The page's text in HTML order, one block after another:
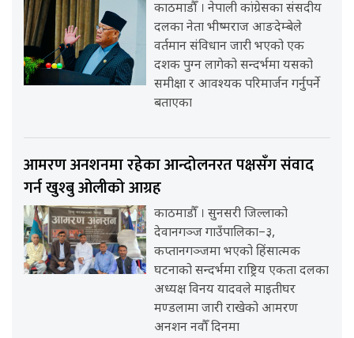
काठमाडौँ । नेपाली कांग्रेसका संसदीय
दलका नेता भीष्मराज आङदेम्बेले
वर्तमान संविधान जारी भएको एक
दशक पुग्न लागेको सन्दर्भमा यसको
समीक्षा र आवश्यक परिमार्जन गर्नुपर्ने
बताएका
आमरण अनशनमा रहेका आन्दोलनरत पक्षसँग संवाद
गर्न खुश्बु ओलीको आग्रह
काठमाडौँ । सुनसरी जिल्लाको
देवानगञ्ज गाउँपालिका–३,
कप्तानगञ्जमा भएको हिंसात्मक
घटनाको सन्दर्भमा राष्ट्रिय एकता दलका
अध्यक्ष विनय यादवले माइतीघर
मण्डलामा जारी राखेको आमरण
अनशन नवौँ दिनमा